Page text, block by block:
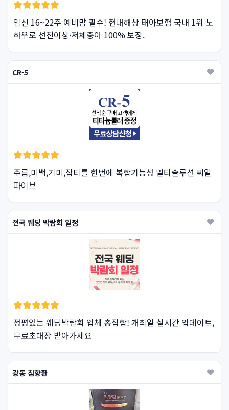
임신 16~22주 예비맘 필수! 현대해상 태아보험 국내 1위 노
하우로 선천이상·저체중아 100% 보장.
CR-5
주름,미백,기미,잡티를 한번에 복합기능성 멀티솔루션 씨알
파이브
전국 웨딩 박람회 일정
정평있는 웨딩박람회 업체 총집합! 개최일 실시간 업데이트,
무료초대장 받아가세요
광동 침향환